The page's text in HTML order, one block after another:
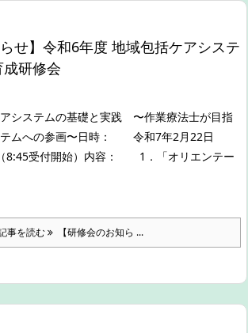
らせ】令和6年度 地域包括ケアシステ
研修会
システムの基礎と実践 〜作業療法士が目指
ムへの参画〜日時：
令和7年2月22日
8:45受付開始） 内容：
1．「オリエンテー
事を読む 【研修会のお知ら ...